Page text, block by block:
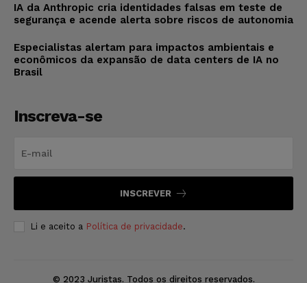
IA da Anthropic cria identidades falsas em teste de
segurança e acende alerta sobre riscos de autonomia
Especialistas alertam para impactos ambientais e
econômicos da expansão de data centers de IA no
Brasil
Inscreva-se
INSCREVER
Li e aceito a Política de privacidade.
© 2023 Juristas. Todos os direitos reservados.